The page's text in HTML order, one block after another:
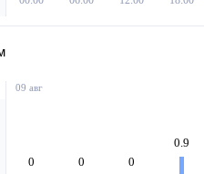
09 авг
0 0 0
0.9